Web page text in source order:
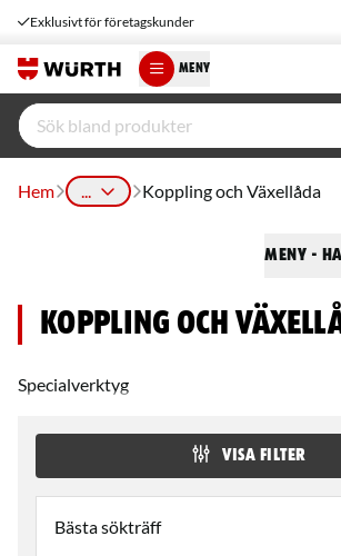
Exklusivt för företagskunder
MENY
Hem ... Koppling och Växellåda
Meny -
Koppling och
Specialverktyg
VISA FILTER